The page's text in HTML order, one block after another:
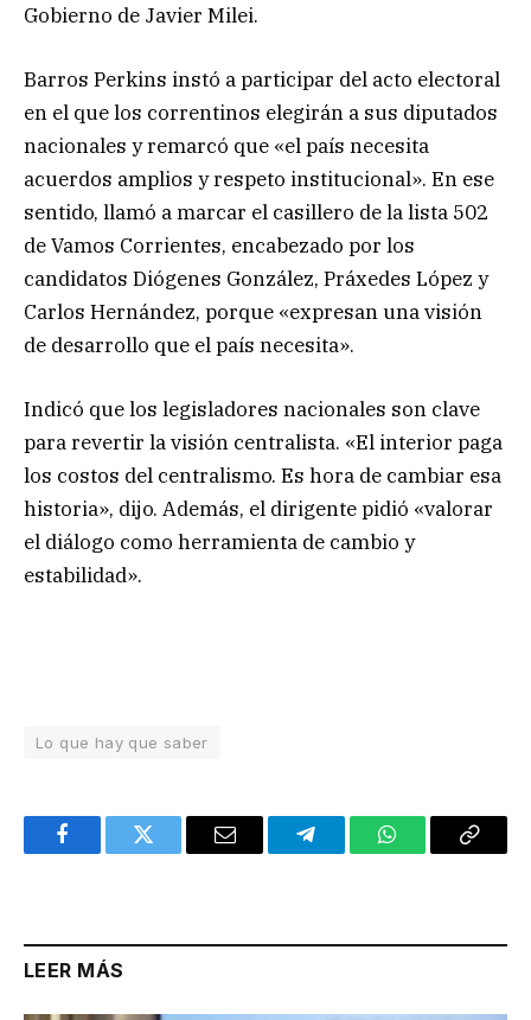
Gobierno de Javier Milei.
Barros Perkins instó a participar del acto electoral
en el que los correntinos elegirán a sus diputados
nacionales y remarcó que «el país necesita
acuerdos amplios y respeto institucional». En ese
sentido, llamó a marcar el casillero de la lista 502
de Vamos Corrientes, encabezado por los
candidatos Diógenes González, Práxedes López y
Carlos Hernández, porque «expresan una visión
de desarrollo que el país necesita».
Indicó que los legisladores nacionales son clave
para revertir la visión centralista. «El interior paga
los costos del centralismo. Es hora de cambiar esa
historia», dijo. Además, el dirigente pidió «valorar
el diálogo como herramienta de cambio y
estabilidad».
Lo que hay que saber
FacebookTwitter Email TelegramWhatsAppCopy
LEER MÁS